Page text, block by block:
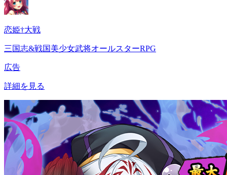
恋姫†大戦
三国志&戦国美少女武将オールスターRPG
広告
詳細を見る